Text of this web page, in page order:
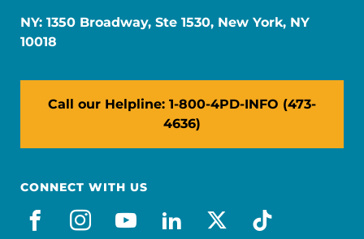
NY: 1350 Broadway, Ste 1530, New York, NY
10018
Call our Helpline: 1-800-4PD-INFO (473-
4636)
CONNECT WITH US
facebook
instagram
youtube
linkedin
x-socialtiktok